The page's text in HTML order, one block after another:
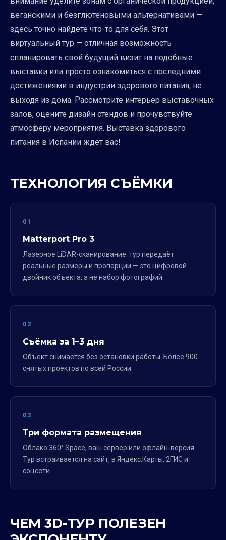
веганскими и безглютеновыми альтернативами —
здесь точно найдёте что-то для себя. Этот
виртуальный тур — отличная возможность
спланировать свой будущий визит на подобные
выставки или просто ознакомиться с последними
достижениями в индустрии здорового питания, не
выходя из дома. Рассмотрите интерьер выставочных
залов, оцените дизайн стендов и прочувствуйте
атмосферу мероприятия. Выставка здорового
питания в Испании ждет вас!
ТЕХНОЛОГИЯ СЪЁМКИ
01
Matterport Pro 3
Лазерное LiDAR-сканирование: тур передаёт
реальные размеры и пропорции — это цифровой
двойник объекта, а не набор фотографий.
02
Съёмка за 1–3 дня
Объект снимается без остановки работы. Более 900
снятых проектов по всей России.
03
Три формата размещения
Облако 360° Space, ваш сервер или офлайн-версия.
Тур встраивается на сайт, в Яндекс.Карты, 2ГИС и
соцсети.
ЧЕМ 3D-ТУР ПОЛЕЗЕН